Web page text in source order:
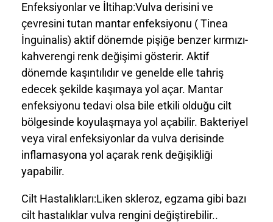
Enfeksiyonlar ve İltihap:Vulva derisini ve
çevresini tutan mantar enfeksiyonu ( Tinea
İnguinalis) aktif dönemde pişiğe benzer kırmızı-
kahverengi renk değişimi gösterir. Aktif
dönemde kaşıntılıdır ve genelde elle tahriş
edecek şekilde kaşımaya yol açar. Mantar
enfeksiyonu tedavi olsa bile etkili olduğu cilt
bölgesinde koyulaşmaya yol açabilir. Bakteriyel
veya viral enfeksiyonlar da vulva derisinde
inflamasyona yol açarak renk değişikliği
yapabilir.
Cilt Hastalıkları:Liken skleroz, egzama gibi bazı
cilt hastalıklar vulva rengini değiştirebilir..